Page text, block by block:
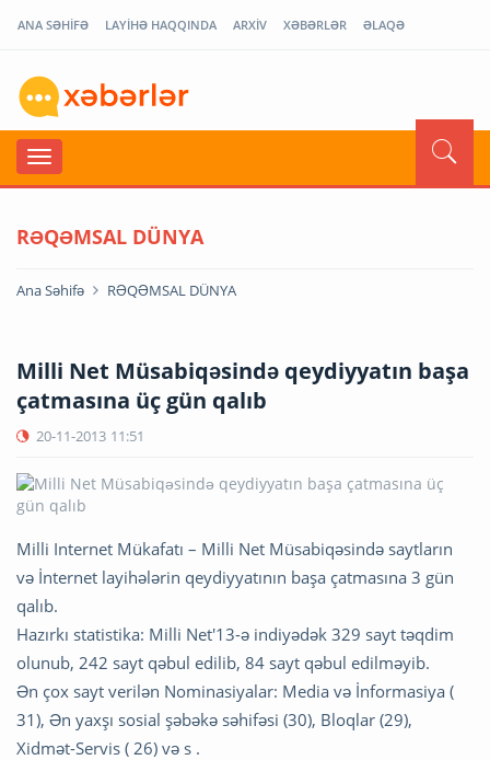
ANA SƏHİFƏ LAYİHƏ HAQQINDA ARXİV XƏBƏRLƏR ƏLAQƏ
RƏQƏMSAL DÜNYA
Ana Səhifə RƏQƏMSAL DÜNYA
Milli Net Müsabiqəsində qeydiyyatın başa
çatmasına üç gün qalıb
20-11-2013 11:51
Milli Internet Mükafatı – Milli Net Müsabiqəsində saytların
və İnternet layihələrin qeydiyyatının başa çatmasına 3 gün
qalıb.
Hazırkı statistika: Milli Net'13-ə indiyədək 329 sayt təqdim
olunub, 242 sayt qəbul edilib, 84 sayt qəbul edilməyib.
Ən çox sayt verilən Nominasiyalar: Media və İnformasiya (
31), Ən yaxşı sosial şəbəkə səhifəsi (30), Bloqlar (29),
Xidmət-Servis ( 26) və s .